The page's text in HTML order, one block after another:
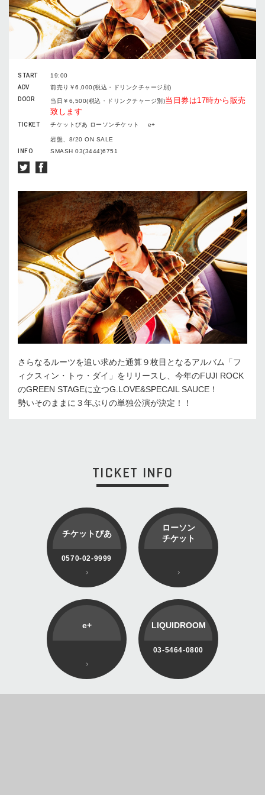
START
19:00
ADV
前売り￥6,000(税込・ドリンクチャージ別)
DOOR
当日￥6,500(税込・ドリンクチャージ別)当日券は17時から販売
致します
TICKET チケットぴあ ローソンチケット e+
岩盤、8/20 ON SALE
INFO
SMASH 03(3444)6751
さらなるルーツを追い求めた通算９枚目となるアルバム「フ
ィクスィン・トゥ・ダイ」をリリースし、今年のFUJI ROCK
のGREEN STAGEに立つG.LOVE&SPECAIL SAUCE！
勢いそのままに３年ぶりの単独公演が決定！！
TICKET INFO
チケットぴあ
0570-02-9999
ローソン
チケット
e+ LIQUIDROOM
03-5464-0800